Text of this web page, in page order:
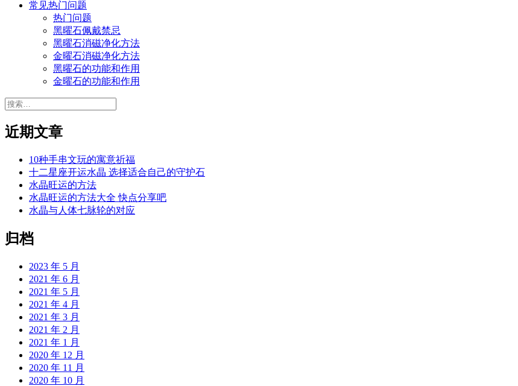
常见热门问题
热门问题
黑曜石佩戴禁忌
黑曜石消磁净化方法
金曜石消磁净化方法
黑曜石的功能和作用
金曜石的功能和作用
搜
近期文章
10种手串文玩的寓意祈福
十二星座开运水晶 选择适合自己的守护石
水晶旺运的方法
水晶旺运的方法大全 快点分享吧
水晶与人体七脉轮的对应
归档
2023 年 5 月
2021 年 6 月
2021 年 5 月
2021 年 4 月
2021 年 3 月
2021 年 2 月
2021 年 1 月
2020 年 12 月
2020 年 11 月
2020 年 10 月